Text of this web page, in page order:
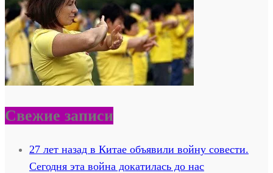
Свежие записи
27 лет назад в Китае объявили войну совести.
Сегодня эта война докатилась до нас